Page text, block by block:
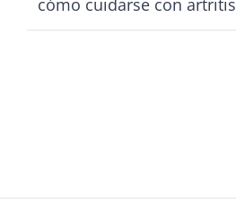
cómo cuidarse con artritis